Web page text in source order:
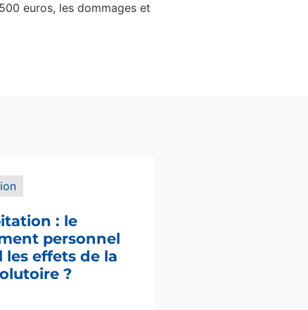
euros, les dommages et
: le
personnel
les effets de la
?